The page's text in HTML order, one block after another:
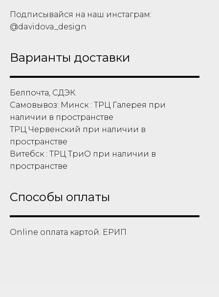
Подписывайся на наш инстаграм:
@davidova_design
Варианты доставки
Белпочта, СДЭК.
Самовывоз: Минск : ТРЦ Галерея при
наличии в пространстве
ТРЦ Червенский при наличии в
пространстве
Витебск : ТРЦ ТриО при наличии в
пространстве
Способы оплаты
Online оплата картой. ЕРИП